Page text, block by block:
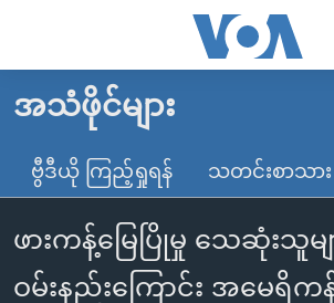
လွယ်ကူ
သည့်
များ
ပင်မ
မူလစာမျက်နှာ
မြန်မာ
ကမ္ဘာ့သတင်းများ
နိုင်ငံတကာ
အမေရိကန်
ဗွီဒီယို
သတင်းလွတ်လပ်ခွင့်
အသံဖိုင်များ
ဗွီဒီယို ကြည့်ရှုရန် သတင်းစာသား
ဖားကန့်မြေပြိုမှု သေဆုံးသူ
ဝမ်းနည်းကြောင်း အမေရိ